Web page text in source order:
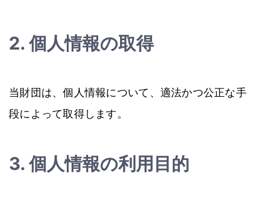
2. 個人情報の取得
当財団は、個人情報について、適法かつ公正な手
段によって取得します。
3. 個人情報の利用目的